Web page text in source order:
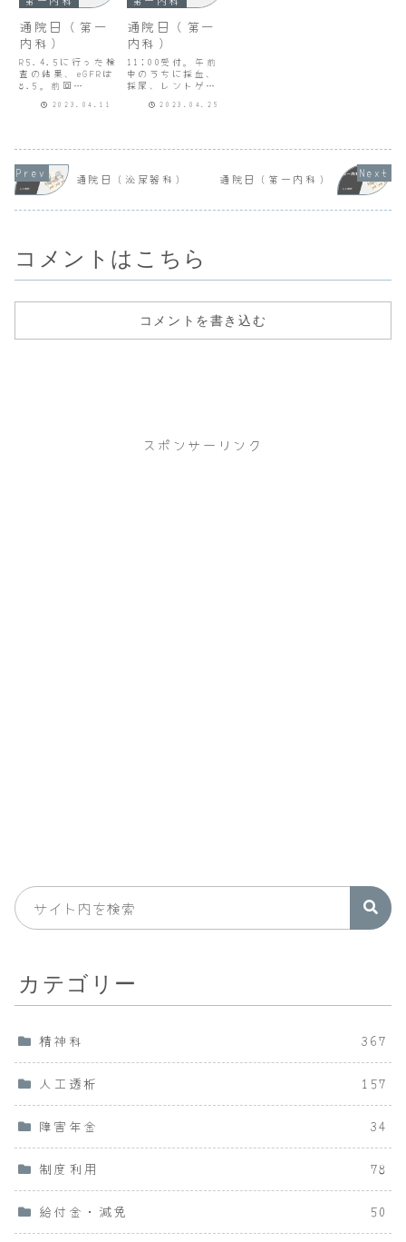
通院日（第一
内科）
R5.4.5に行った検
査の結果、eGFRは
8.5。前回
eGFR11.3（HbA1
いる。このままの
スピードなら２～
３ヶ月後。ただし
は早め...
2023.04.11
通院日（第一
内科）
11:00受付。午前
中のうちに採血、
採尿、レントゲン
が出るのを待って
い。本日、泌尿器
病院から紹介状は
2023.04.25
通院日（泌尿器科） 通院日（第一内科）
コメントはこちら
コメントを書き込む
スポンサーリンク
カテゴリー
精神科 367
人工透析 157
障害年金 34
制度利用 78
給付金・減免 50